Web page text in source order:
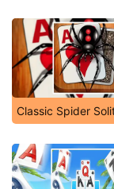
Classic Spider